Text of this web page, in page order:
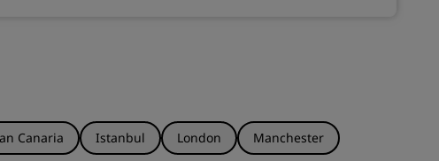
Canaria Istanbul London
Manchester